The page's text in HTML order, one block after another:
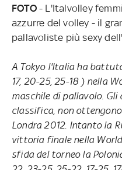
FOTO - L'Italvolley
azzurre del volley - il
pallavoliste più sexy
A Tokyo l'Italia ha
17, 20-25, 25-18 ) nella
maschile di pallavolo.
classifica, non
Londra 2012. Intanto la
vittoria finale nella
sfida del torneo la